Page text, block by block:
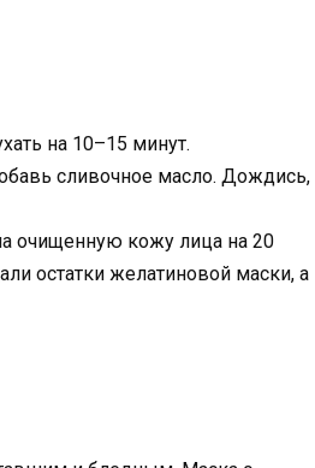
на 10–15 минут.
сливочное масло. Дождись,
очищенную кожу лица на 20
остатки желатиновой маски, а